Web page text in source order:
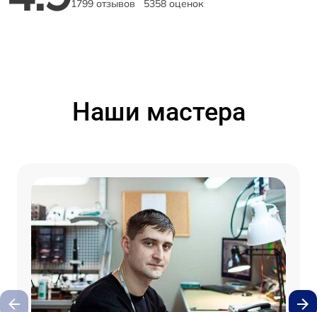
1799 отзывов 5358 оценок
Наши мастера